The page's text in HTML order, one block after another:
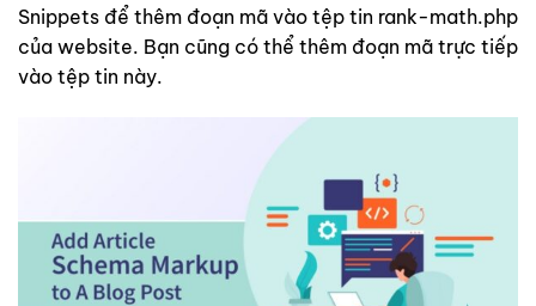
Snippets để thêm đoạn mã vào tệp tin rank-math.php
của website. Bạn cũng có thể thêm đoạn mã trực tiếp
vào tệp tin này.